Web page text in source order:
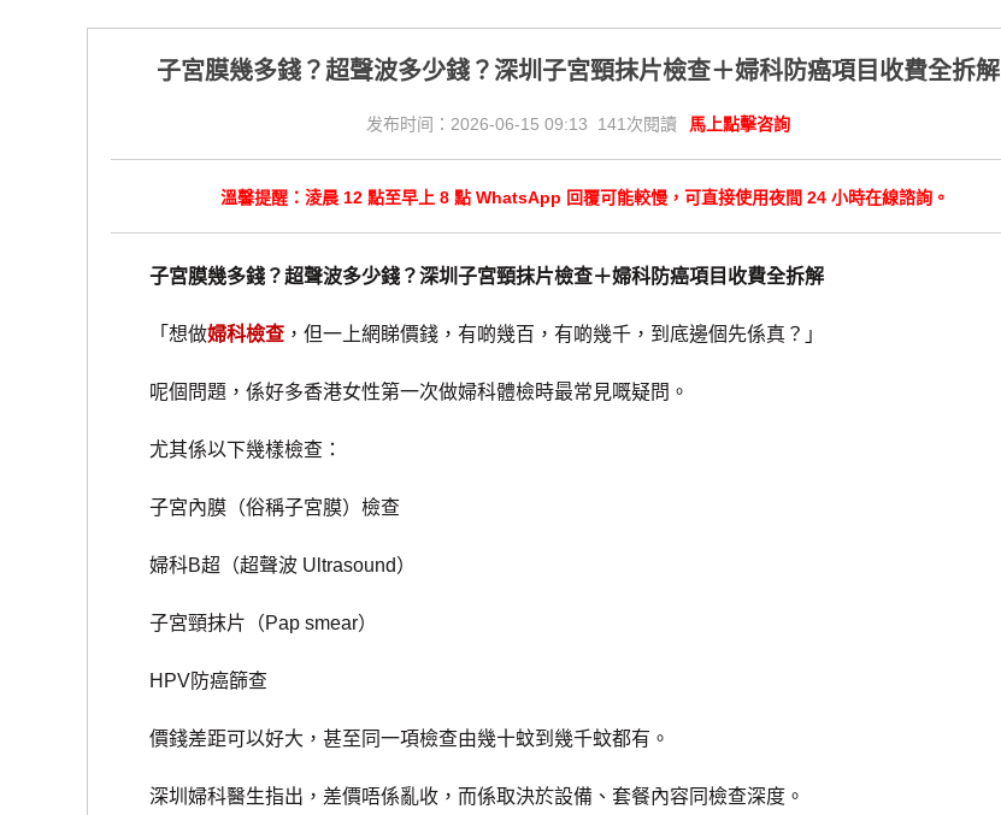
子宮膜幾多錢？超聲波多少錢？深圳子宮頸抹片檢查＋婦科防癌項目收費全拆解
发布时间：2026-06-15 09:13 141次閱讀 馬上點擊咨詢
溫馨提醒：淩晨 12 點至早上 8 點 WhatsApp 回覆可能較慢，可直接使用夜間 24 小時在線諮詢。
子宮膜幾多錢？超聲波多少錢？深圳子宮頸抹片檢查＋婦科防癌項目收費全拆解
「想做婦科檢查 ，但一上網睇價錢，有啲幾百，有啲幾千，到底邊個先係真？」
呢個問題，係好多香港女性第一次做婦科體檢時最常見嘅疑問。
尤其係以下幾樣檢查：
子宮內膜（俗稱子宮膜）檢查
婦科B超（超聲波 Ultrasound）
子宮頸抹片（Pap smear）
HPV防癌篩查
價錢差距可以好大，甚至同一項檢查由幾十蚊到幾千蚊都有。
深圳婦科醫生指出，差價唔係亂收，而係取決於設備、套餐內容同檢查深度。